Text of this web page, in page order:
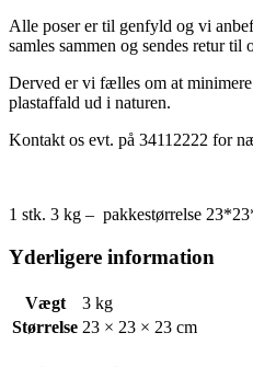
moms
-
antal
Alle poser er til genfyld og vi
samles sammen og sendes retur til
Derved er vi fælles om at
plastaffald ud i naturen.
Kontakt os evt. på 34112222 for
1 stk. 3 kg – pakkestørrelse
Yderligere information
Vægt
3 kg
Størrelse 23 × 23 × 23 cm